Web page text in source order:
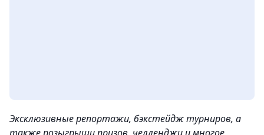
Эксклюзивные репортажи, бэкстейдж турниров, а